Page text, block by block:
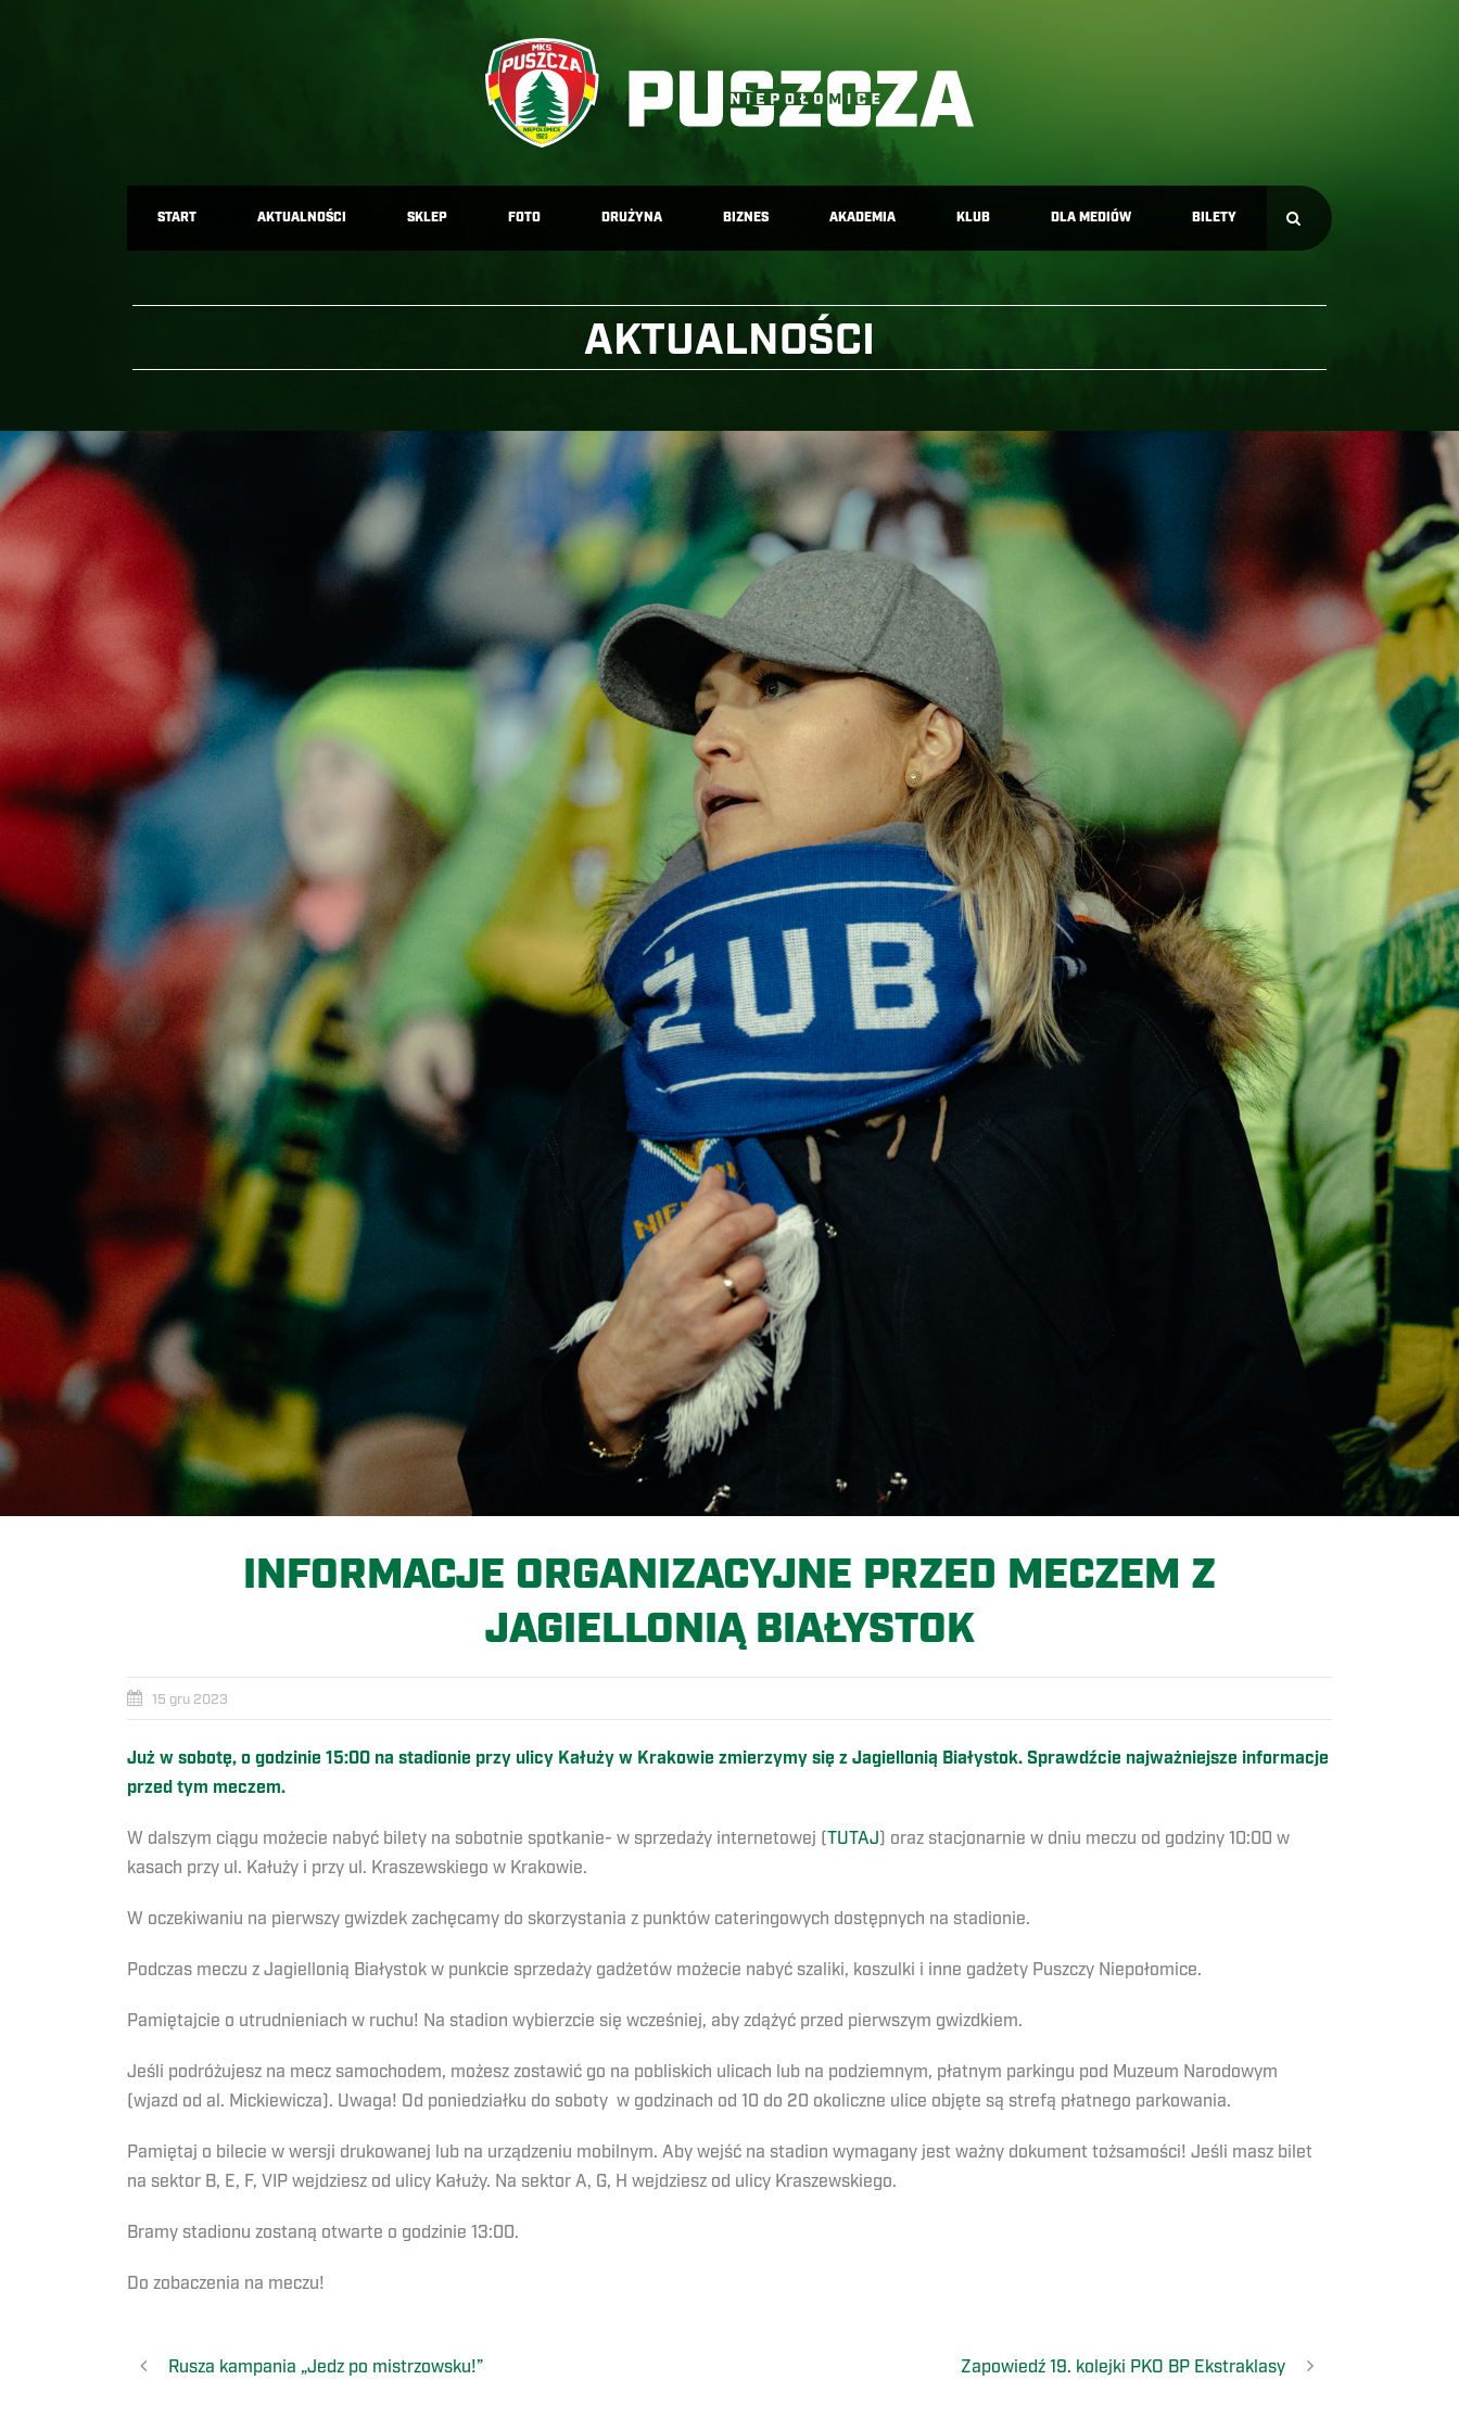
START AKTUALNOŚCI SKLEP FOTO DRUŻYNA BIZNES AKADEMIA KLUB DLA MEDIÓW BILETY
AKTUALNOŚCI
INFORMACJE ORGANIZACYJNE PRZED MECZEM Z
JAGIELLONIĄ BIAŁYSTOK
15 gru 2023
Już w sobotę, o godzinie 15:00 na stadionie przy ulicy Kałuży w Krakowie zmierzymy się z Jagiellonią Białystok. Sprawdźcie najważniejsze informacje
przed tym meczem.
W dalszym ciągu możecie nabyć bilety na sobotnie spotkanie- w sprzedaży internetowej (TUTAJ) oraz stacjonarnie w dniu meczu od godziny 10:00 w
kasach przy ul. Kałuży i przy ul. Kraszewskiego w Krakowie.
W oczekiwaniu na pierwszy gwizdek zachęcamy do skorzystania z punktów cateringowych dostępnych na stadionie.
Podczas meczu z Jagiellonią Białystok w punkcie sprzedaży gadżetów możecie nabyć szaliki, koszulki i inne gadżety Puszczy Niepołomice.
Pamiętajcie o utrudnieniach w ruchu! Na stadion wybierzcie się wcześniej, aby zdążyć przed pierwszym gwizdkiem.
Jeśli podróżujesz na mecz samochodem, możesz zostawić go na pobliskich ulicach lub na podziemnym, płatnym parkingu pod Muzeum Narodowym
(wjazd od al. Mickiewicza). Uwaga! Od poniedziałku do soboty w godzinach od 10 do 20 okoliczne ulice objęte są strefą płatnego parkowania.
Pamiętaj o bilecie w wersji drukowanej lub na urządzeniu mobilnym. Aby wejść na stadion wymagany jest ważny dokument tożsamości! Jeśli masz bilet
na sektor B, E, F, VIP wejdziesz od ulicy Kałuży. Na sektor A, G, H wejdziesz od ulicy Kraszewskiego.
Bramy stadionu zostaną otwarte o godzinie 13:00.
Do zobaczenia na meczu!
Rusza kampania „Jedz po mistrzowsku!” Zapowiedź 19. kolejki PKO BP Ekstraklasy